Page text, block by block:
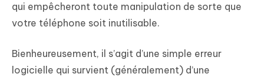
qui empêcheront toute manipulation de sorte que
votre téléphone soit inutilisable.
Bienheureusement, il s’agit d’une simple erreur
logicielle qui survient (généralement) d’une